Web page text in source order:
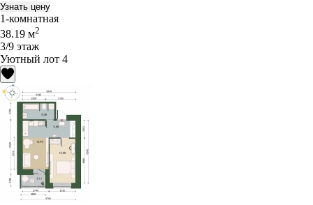
Узнать цену
1-комнатная
38.19 м2
3/9 этаж
Уютный лот 4